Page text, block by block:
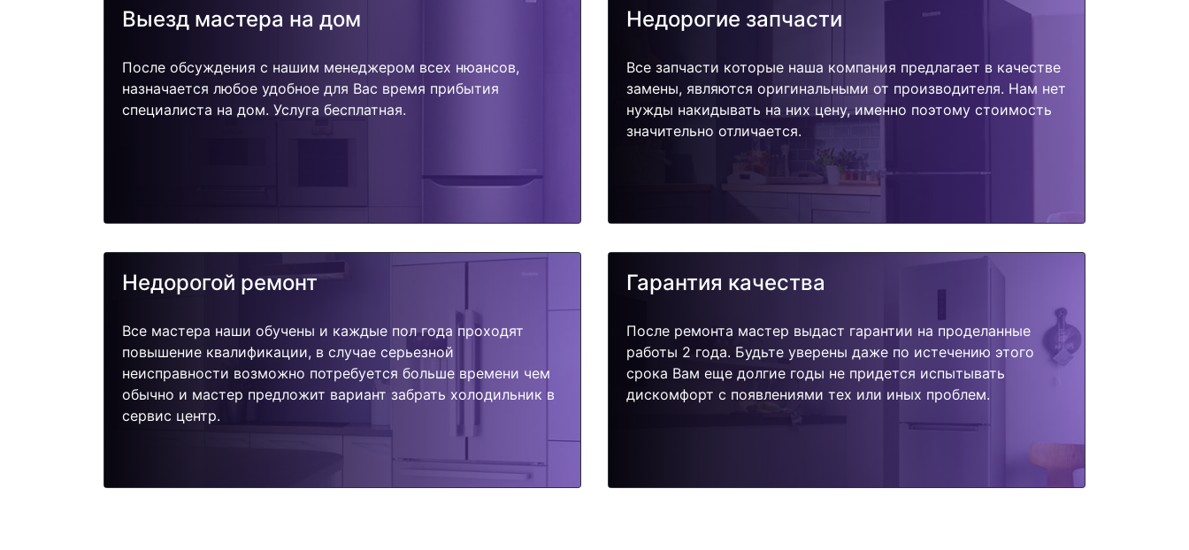
Выезд мастера на дом
После обсуждения с нашим менеджером всех нюансов,
назначается любое удобное для Вас время прибытия
специалиста на дом. Услуга бесплатная.
Недорогие запчасти
Все запчасти которые наша компания предлагает в качестве
замены, являются оригинальными от производителя. Нам нет
нужды накидывать на них цену, именно поэтому стоимость
значительно отличается.
Недорогой ремонт
Все мастера наши обучены и каждые пол года проходят
повышение квалификации, в случае серьезной
неисправности возможно потребуется больше времени чем
обычно и мастер предложит вариант забрать холодильник в
сервис центр.
Гарантия качества
После ремонта мастер выдаст гарантии на проделанные
работы 2 года. Будьте уверены даже по истечению этого
срока Вам еще долгие годы не придется испытывать
дискомфорт с появлениями тех или иных проблем.